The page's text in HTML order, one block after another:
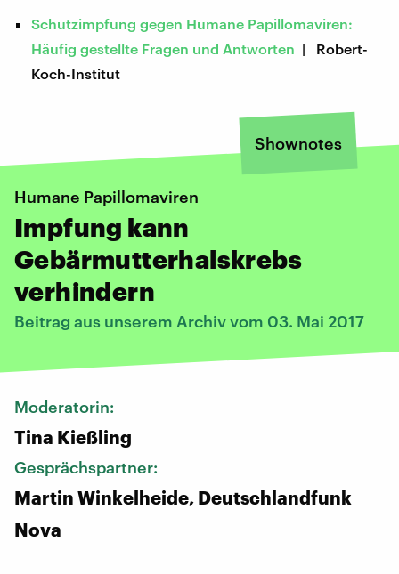
Schutzimpfung gegen Humane Papillomaviren:
Häufig gestellte Fragen und Antworten | Robert-
Koch-Institut
Shownotes
Humane Papillomaviren
Impfung kann
Gebärmutterhalskrebs
verhindern
Beitrag aus unserem Archiv vom 03. Mai 2017
Moderatorin:
Tina Kießling
Gesprächspartner:
Martin Winkelheide, Deutschlandfunk
Nova